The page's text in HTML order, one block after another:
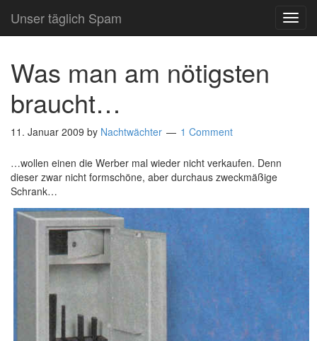
Unser täglich Spam
Was man am nötigsten
braucht…
11. Januar 2009 by Nachtwächter 1 Comment
…wollen einen die Werber mal wieder nicht verkaufen. Denn
dieser zwar nicht formschöne, aber durchaus zweckmäßige
Schrank…